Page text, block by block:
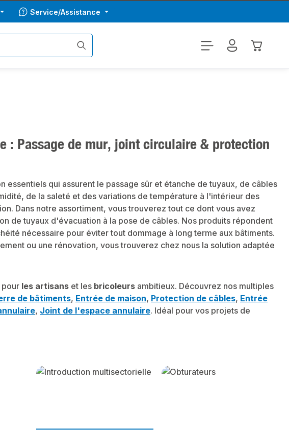
Service/Assistance
Le
: Passage de mur, joint circulaire & protection
essentiels qui assurent le passage sûr et étanche de tuyaux, de câbles
de la saleté et des variations de température à l'intérieur des
Dans notre assortiment, vous trouverez tout ce dont vous avez
de tuyaux d'évacuation à la pose de câbles. Nos produits répondent
nécessaire pour éviter tout dommage à long terme aux bâtiments.
ou une rénovation, vous trouverez chez nous la solution adaptée
les artisans et les bricoleurs ambitieux. Découvrez nos multiples
de bâtiments, Entrée de maison, Protection de câbles, Entrée
, Joint de l'espace annulaire. Idéal pour vos projets de